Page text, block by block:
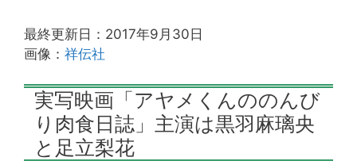
最終更新日：2017年9月30日
画像： 祥伝社
実写映画「アヤメくんののんび
り肉食日誌」主演は黒羽麻璃央
と足立梨花